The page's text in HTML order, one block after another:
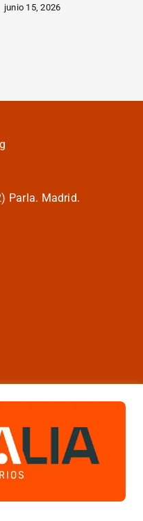
junio 15, 2026
Parla. Madrid.